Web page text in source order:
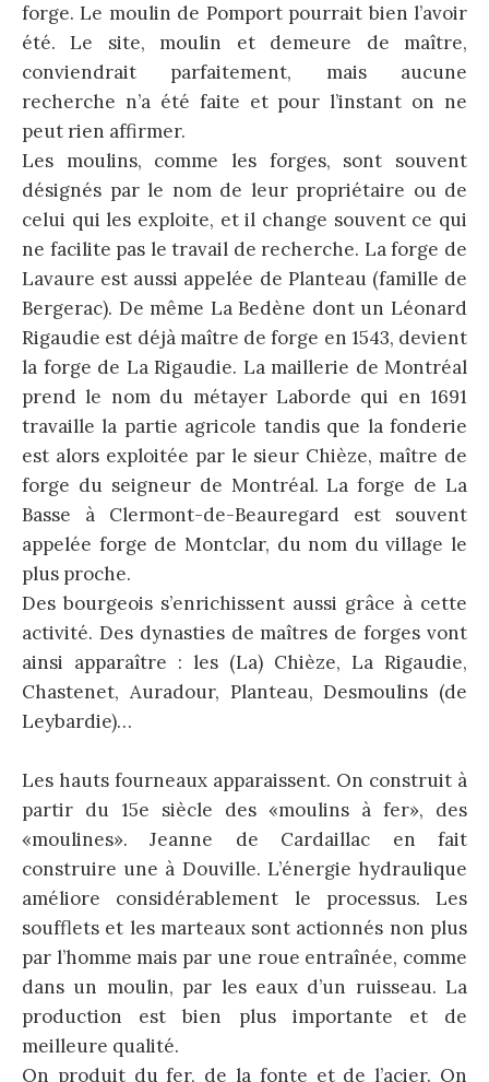
forge. Le moulin de Pomport pourrait bien l’avoir
été. Le site, moulin et demeure de maître,
conviendrait parfaitement, mais aucune
recherche n’a été faite et pour l’instant on ne
peut rien affirmer.
Les moulins, comme les forges, sont souvent
désignés par le nom de leur propriétaire ou de
celui qui les exploite, et il change souvent ce qui
ne facilite pas le travail de recherche. La forge de
Lavaure est aussi appelée de Planteau (famille de
Bergerac). De même La Bedène dont un Léonard
Rigaudie est déjà maître de forge en 1543, devient
la forge de La Rigaudie. La maillerie de Montréal
prend le nom du métayer Laborde qui en 1691
travaille la partie agricole tandis que la fonderie
est alors exploitée par le sieur Chièze, maître de
forge du seigneur de Montréal. La forge de La
Basse à Clermont-de-Beauregard est souvent
appelée forge de Montclar, du nom du village le
plus proche.
Des bourgeois s’enrichissent aussi grâce à cette
activité. Des dynasties de maîtres de forges vont
ainsi apparaître : les (La) Chièze, La Rigaudie,
Chastenet, Auradour, Planteau, Desmoulins (de
Leybardie)…
Les hauts fourneaux apparaissent. On construit à
partir du 15e siècle des «moulins à fer», des
«moulines». Jeanne de Cardaillac en fait
construire une à Douville. L’énergie hydraulique
améliore considérablement le processus. Les
soufflets et les marteaux sont actionnés non plus
par l’homme mais par une roue entraînée, comme
dans un moulin, par les eaux d’un ruisseau. La
production est bien plus importante et de
meilleure qualité.
On produit du fer, de la fonte et de l’acier. On